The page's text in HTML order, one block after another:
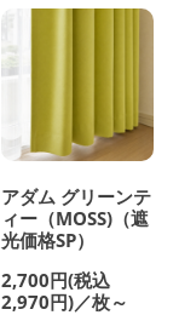
アダム グリーンテ
ィー（MOSS)（遮
光価格SP）
2,700円(税込
2,970円)／枚～